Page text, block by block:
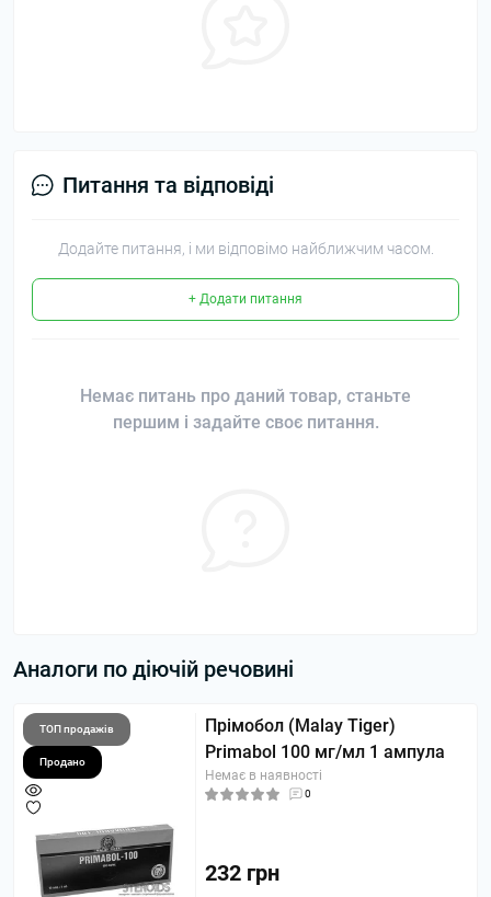
Питання та відповіді
Додайте питання, і ми відповімо найближчим часом.
+ Додати питання
Немає питань про даний товар, станьте
першим і задайте своє питання.
Аналоги по діючій речовині
ТОП продажів
Продано
Прімобол (Malay Tiger)
Primabol 100 мг/мл 1 ампула
Немає в наявності
0
232 грн